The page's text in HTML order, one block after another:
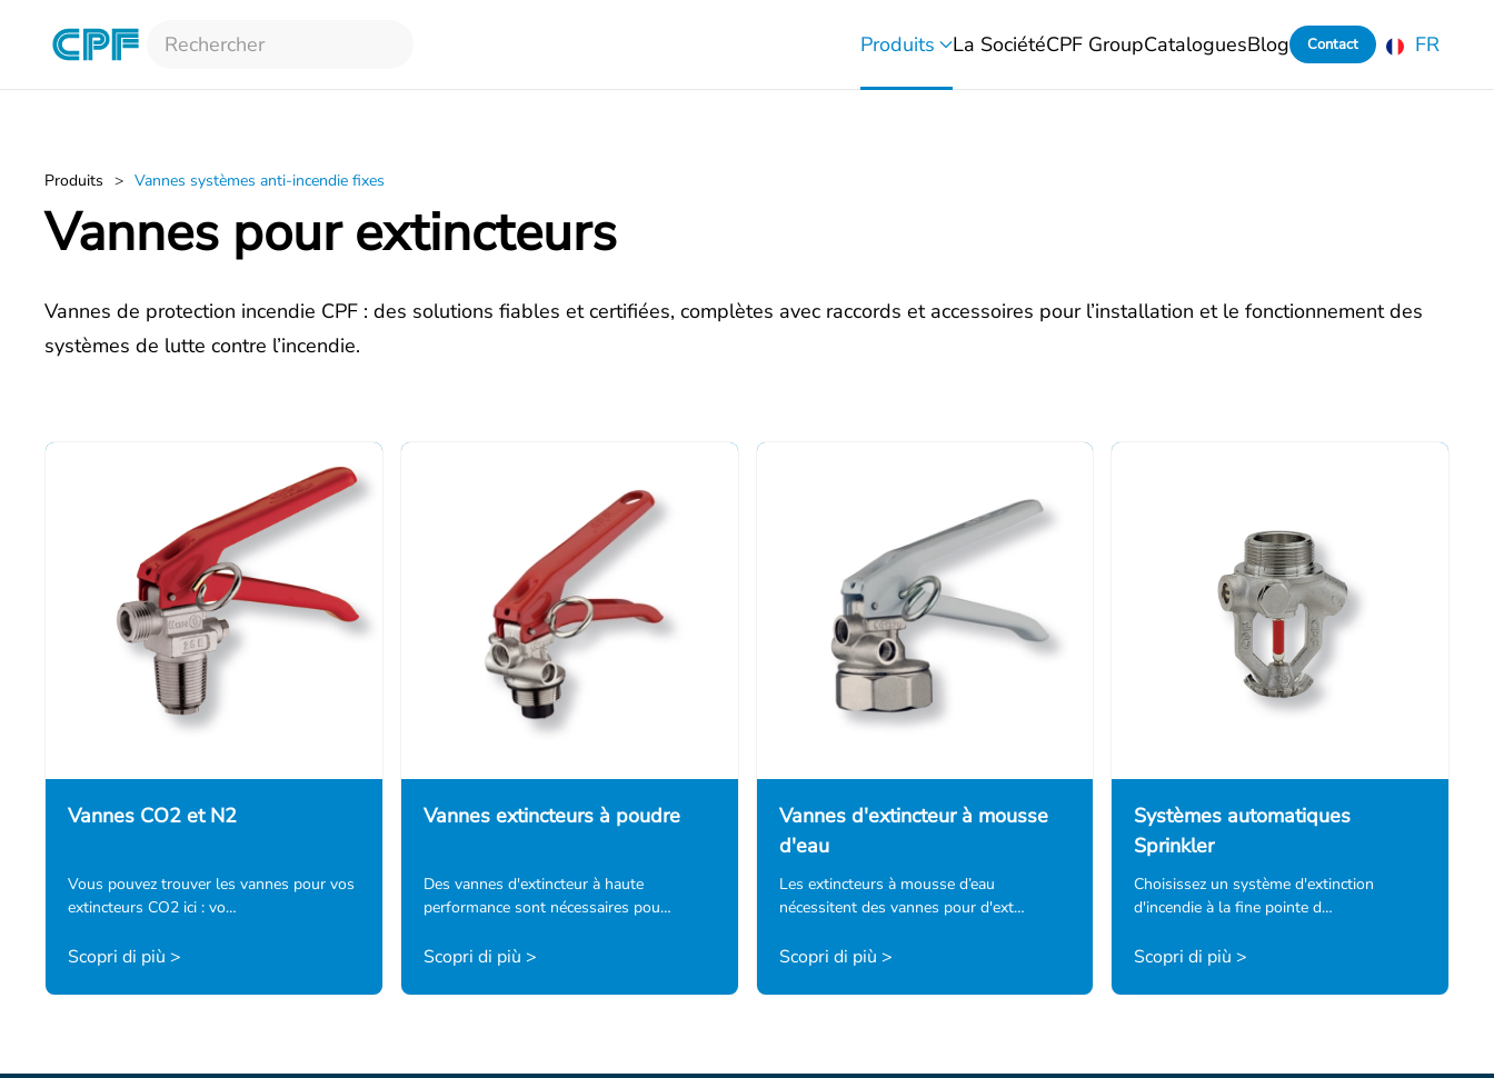
Accéder au contenu principal
Produits La SociétéCPF GroupCataloguesBlog Contact FR
Produits Vannes systèmes anti-incendie fixes
Vannes pour extincteurs
Vannes de protection incendie CPF : des solutions fiables et certifiées, complètes avec raccords et accessoires pour l’installation et le fonctionnement des
systèmes de lutte contre l’incendie.
Vannes CO2 et N2
Vous pouvez trouver les vannes pour vos
extincteurs CO2 ici : vo…
Scopri di più >
Vannes extincteurs à poudre
Des vannes d'extincteur à haute
performance sont nécessaires pou…
Scopri di più >
Vannes d'extincteur à mousse
d'eau
Les extincteurs à mousse d’eau
nécessitent des vannes pour d'ext…
Scopri di più >
Systèmes automatiques
Sprinkler
Choisissez un système d'extinction
d'incendie à la fine pointe d…
Scopri di più >